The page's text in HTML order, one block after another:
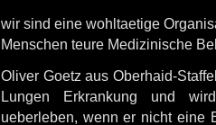
wir sind eine wohltaetige
Menschen teure Medizinische
Oliver Goetz aus Oberhaid-
Lungen Erkrankung und
ueberleben, wenn er nicht eine